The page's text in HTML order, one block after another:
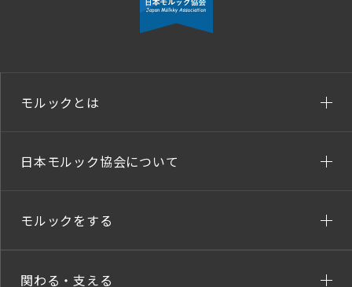
モルックとは
日本モルック協会について
モルックをする
関わる・支える